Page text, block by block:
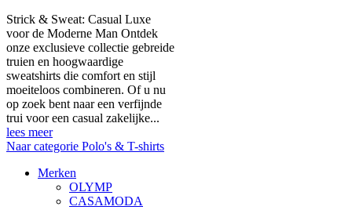
Strick & Sweat: Casual Luxe
voor de Moderne Man Ontdek
onze exclusieve collectie gebreide
truien en hoogwaardige
sweatshirts die comfort en stijl
moeiteloos combineren. Of u nu
op zoek bent naar een verfijnde
trui voor een casual zakelijke...
lees meer
Naar categorie Polo's & T-shirts
Merken
OLYMP
CASAMODA